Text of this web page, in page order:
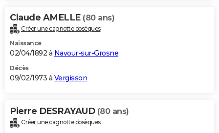
Claude AMELLE (80 ans)
Créer une cagnotte obsèques
Naissance
02/04/1892 à Navour-sur-Grosne
Décès
09/02/1973 à Vergisson
Pierre DESRAYAUD (80 ans)
Créer une cagnotte obsèques